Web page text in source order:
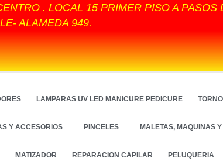
. LOCAL 15 PRIMER PISO A
ALAMEDA 949.
LAMPARAS UV LED MANICURE PEDICURE
Y ACCESORIOS PINCELES MALETAS, MAQUINAS
MATIZADOR REPARACION CAPILAR PELUQUERIA